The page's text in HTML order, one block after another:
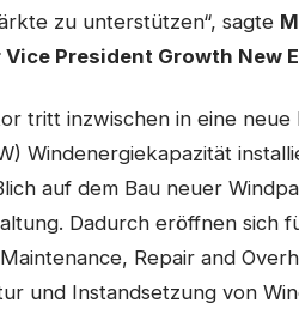
zu unterstützen“, sagte
President Growth New
tritt inzwischen in eine
Windenergiekapazität
auf dem Bau neuer
Dadurch eröffnen sich
Repair and
und Instandsetzung von